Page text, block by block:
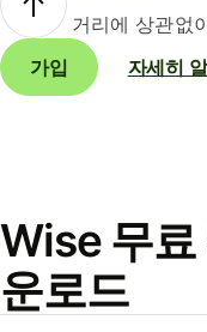
거리에 상관없
가입
자세히
Wise 무료
운로드